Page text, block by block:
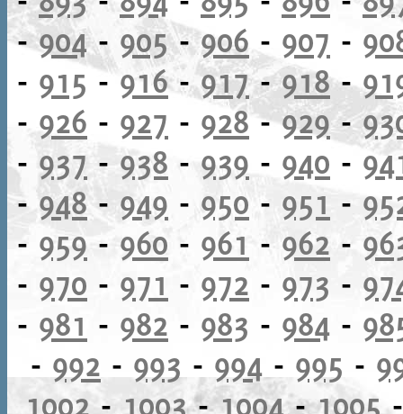
-904- 905-906 - 907 -
- 915 -916-917-918-
- 926 - 927 - 928-929-
- 937 -938 - 939 - 940 -
-948- 949 - 950 - 951 -
- 959 - 960 - 961 - 962 -
- 970 - 971 - 972 - 973 -
- 981 - 982 - 983 - 984 -
- 992 - 993 - 994 - 995 -
1002 - 1003-1004-1005